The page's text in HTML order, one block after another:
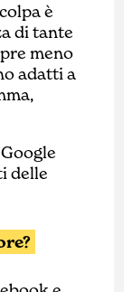
è
di tante
meno
adatti a
delle